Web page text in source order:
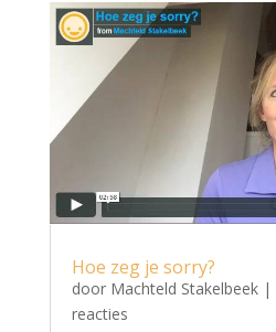
Hoe zeg je sorry?
door Machteld Stakelbeek|
reacties